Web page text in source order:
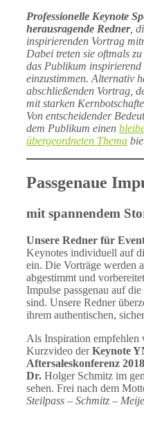
Professionelle Keynote
herausragende Redner,
inspirierenden Vortrag
Dabei treten sie oftmals
das Publikum
einzustimmen. Alternativ
abschließenden Vortrag,
mit starken
Von entscheidender
dem Publikum einen
übergeordneten Thema
Passgenaue
mit spannendem
Unsere Redner für
Keynotes individuell auf
ein. Die Vorträge werden
abgestimmt und
Impulse passgenau auf
sind. Unsere Redner
ihrem authentischen,
Als Inspiration
Kurzvideo derKeynote
Aftersaleskonferenz 2018
Dr. Holger Schmitz im
sehen. Frei nach dem
Steilpass – Schmitz –